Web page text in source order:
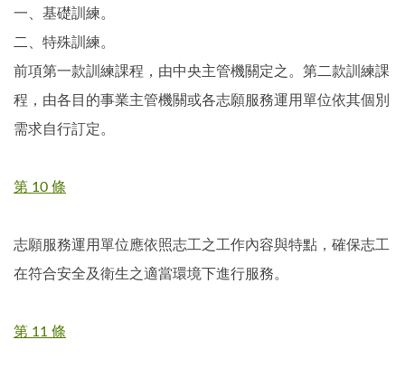
一、基礎訓練。
二、特殊訓練。
前項第一款訓練課程，由中央主管機關定之。第二款訓練課
程，由各目的事業主管機關或各志願服務運用單位依其個別
需求自行訂定。
第 10 條
志願服務運用單位應依照志工之工作內容與特點，確保志工
在符合安全及衛生之適當環境下進行服務。
第 11 條